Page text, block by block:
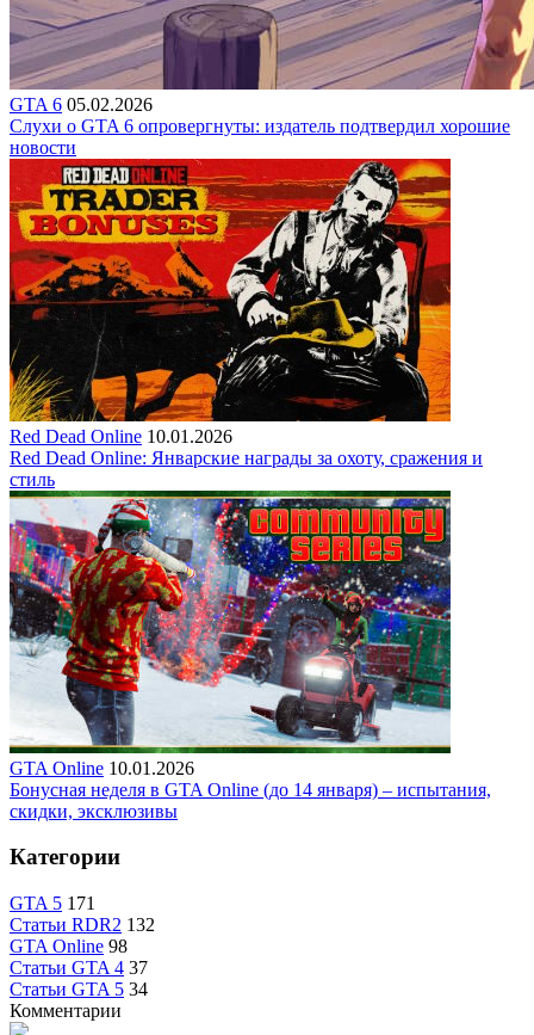
GTA 6 05.02.2026
Слухи о GTA 6 опровергнуты: издатель подтвердил хорошие
новости
Red Dead Online 10.01.2026
Red Dead Online: Январские награды за охоту, сражения и
стиль
GTA Online 10.01.2026
Бонусная неделя в GTA Online (до 14 января) – испытания,
скидки, эксклюзивы
Категории
GTA 5 171
Статьи RDR2 132
GTA Online 98
Статьи GTA 4 37
Статьи GTA 5 34
Комментарии